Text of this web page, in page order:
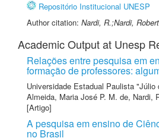
Repositório Institucional UNESP
Author citation: Nardi, R.;Nardi,
Academic Output at Unesp
Relações entre pesquisa em
formação de professores:
Universidade Estadual Paulista "Júlio
Almeida, Maria José P. M. de, Nardi,
[Artigo]
A pesquisa em ensino de
no Brasil